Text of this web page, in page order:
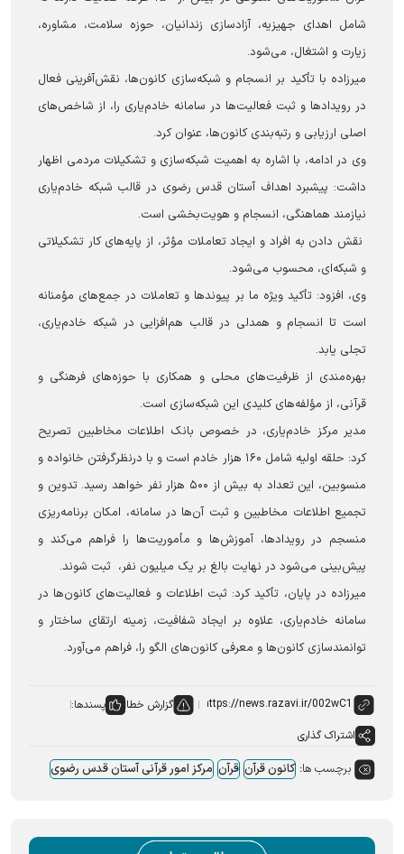
شامل اهدای جهیزیه، آزادسازی زندانیان، حوزه سلامت، مشاوره،
زیارت و اشتغال، می‌شود.
میرزاده با تأکید بر انسجام و شبکه‌سازی کانون‌ها، نقش‌آفرینی فعال
در رویدادها و ثبت فعالیت‌ها در سامانه خادم‌یاری را، از شاخص‌های
اصلی ارزیابی و رتبه‌بندی کانون‌ها، عنوان کرد.
وی در ادامه، با اشاره به اهمیت شبکه‌سازی و تشکیلات مردمی اظهار
داشت: پیشبرد اهداف آستان قدس رضوی در قالب شبکه خادم‌یاری
نیازمند هماهنگی، انسجام و هویت‌بخشی است.
نقش دادن به افراد و ایجاد تعاملات مؤثر، از پایه‌های کار تشکیلاتی
و شبکه‌ای، محسوب می‌شود.
وی، افزود: تأکید ویژه ما بر پیوندها و تعاملات در جمع‌های مؤمنانه
است تا انسجام و همدلی در قالب هم‌افزایی در شبکه خادم‌یاری،
تجلی یابد.
بهره‌مندی از ظرفیت‌های محلی و همکاری با حوزه‌های فرهنگی و
قرآنی، از مؤلفه‌های کلیدی این شبکه‌سازی است.
مدیر مرکز خادم‌یاری، در خصوص بانک اطلاعات مخاطبین تصریح
کرد: حلقه اولیه شامل ۱۶۰ هزار خادم است و با درنظرگرفتن خانواده و
منسوبین، این تعداد به بیش از ۵۰۰ هزار نفر خواهد رسید. تدوین و
تجمیع اطلاعات مخاطبین و ثبت آن‌ها در سامانه، امکان برنامه‌ریزی
منسجم در رویدادها، آموزش‌ها و مأموریت‌ها را فراهم می‌کند و
پیش‌بینی می‌شود در نهایت بالغ بر یک میلیون نفر، ثبت شوند.
میرزاده در پایان، تأکید کرد: ثبت اطلاعات و فعالیت‌های کانون‌ها در
سامانه خادم‌یاری، علاوه بر ایجاد شفافیت، زمینه ارتقای ساختار و
توانمندسازی کانون‌ها و معرفی کانون‌های الگو را، فراهم می‌آورد.
گزارش خطا
پسندها:
اشتراک گذاری
برچسب ها: کانون قرآن قرآن مرکز امور قرآنی آستان قدس رضوی